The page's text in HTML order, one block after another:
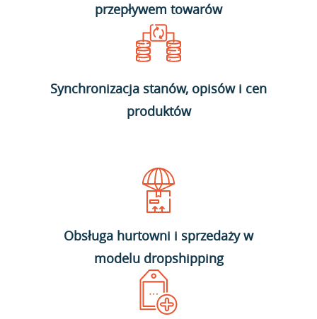
przepływem towarów
Synchronizacja stanów, opisów i cen
produktów
Obsługa hurtowni i sprzedaży w
modelu dropshipping